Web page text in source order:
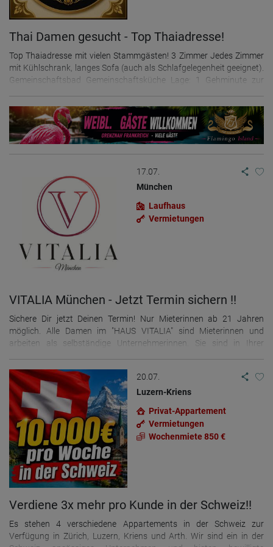
Thai Damen gesucht - Top Thaiadresse!
Top Thaiadresse mit vielen Stammgästen! 3 Zimmer Jedes Zimmer
mit Kühlschrank, langes Sofa (auch als Schlafgelegenheit geeignet).
Gemeinschaftsbad Gemeinschaftsküche Lage: 1 Gehminute zur
Minuten) zum Bahnhof Karlsruhe: Straßenbahn – 10 Minuten
Wochenmiete: 500 € pro Zimmer Nur für thailändische
Staatsangehörige Kontakt Thai Jana +49-176-20369891 Anrufe
+49-176-62779814 WhatsApp Check-in: Sonntag ab 09:00 Uhr
Check-out: Sonntag vor 09:00 Uhr Sonntags gibt es im Laden Reis,
17.07.
München
Laufhaus
Vermietungen
VITALIA München - Jetzt Termin sichern !!
Sichere Dir jetzt Deinen Termin! Nur Mieterinnen ab 21 Jahren
möglich. Alle Damen im "HAUS VITALIA" sind Mieterinnen und
arbeiten als selbständige Unternehmerinnen. Sie sind in Ihrer
Haus besteht KONDOMPFLICHT!!! Das Haus ist ausgestattet mit
Solarium, Fitnessstudio, Getränkeautomaten und eigener
Wäscherei. Das BISTRO im Haus hat 24 Stunden geöffnet und bietet
kostenlos Frühstück, Mittagessen, Abendessen, Kaffee, Tee. Diese
Leistung ist im Zimmermietpreis bereits enthalten.
Mietinteressentinnen können das Haus gerne unverbindlich
besichtigen.
20.07.
Luzern-Kriens
Privat-Appartement
Vermietungen
Wochenmiete 850 €
Verdiene 3x mehr pro Kunde in der Schweiz!!
Es stehen 4 verschiedene Appartements in der Schweiz zur
Verfügung in Zürich, Luzern, Kriens und Arth. Wir sind ein in der